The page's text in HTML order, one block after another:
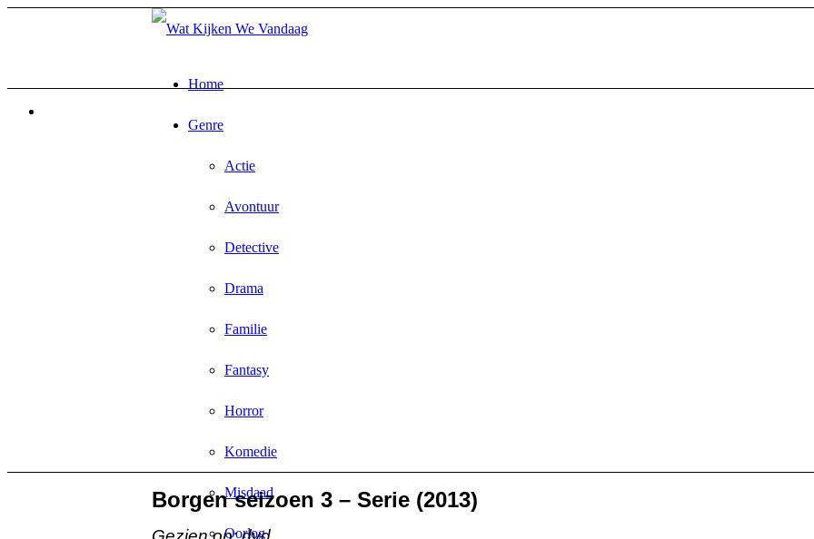
Home
Genre
Actie
Avontuur
Detective
Drama
Familie
Fantasy
Horror
Komedie
Misdaad
Oorlog
Borgen seizoen 3 – Serie (2013)